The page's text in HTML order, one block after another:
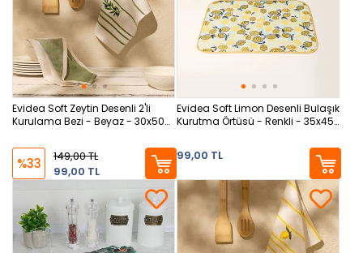
Evidea Soft Zeytin Desenli 2'li
Kurulama Bezi - Beyaz - 30x50
%33
149,00 TL
99,00 TL
Evidea Soft Limon Desenli Bulaşık
Kurutma Örtüsü - Renkli - 35x45
99,00 TL